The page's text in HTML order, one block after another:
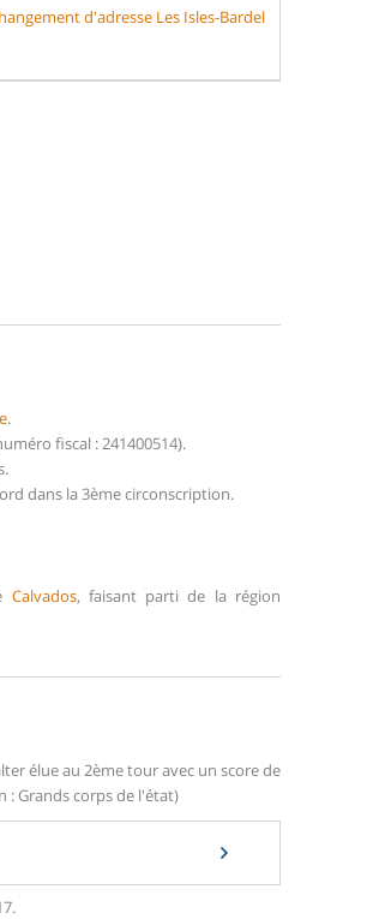
d'adresse Les Isles-Bardel
.
fiscal : 241400514).
dans la 3ème circonscription.
Calvados, faisant parti de la région
élue au 2ème tour avec un score de
: Grands corps de l'état)